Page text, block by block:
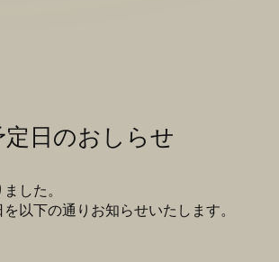
定日のおしらせ
した。
以下の通りお知らせいたします。